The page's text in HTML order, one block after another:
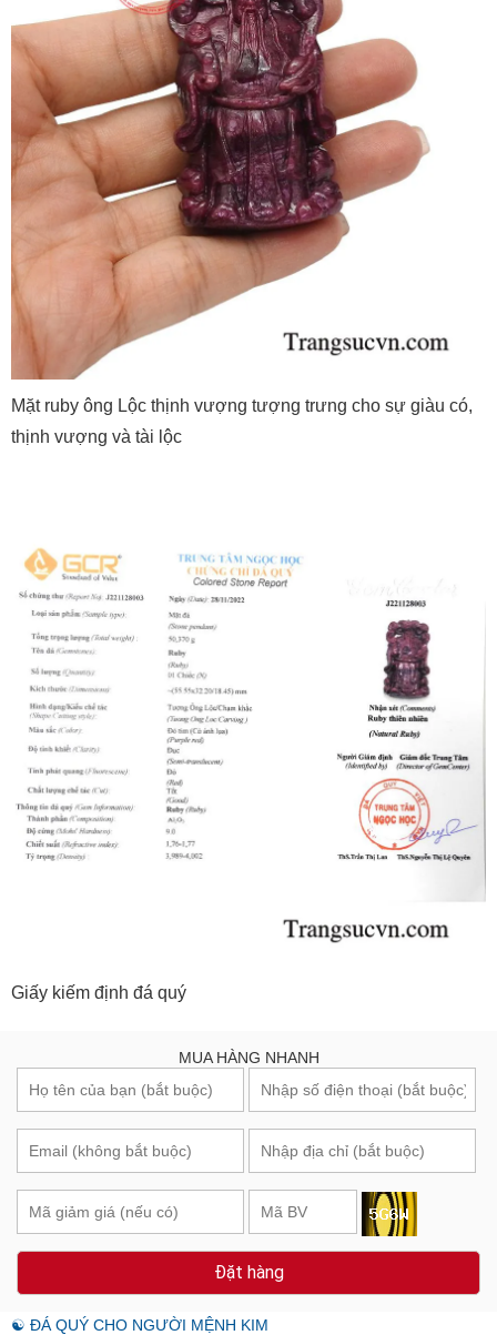
Mặt ruby ông Lộc thịnh vượng tượng trưng cho sự giàu có,
thịnh vượng và tài lộc
Giấy kiếm định đá quý
MUA HÀNG NHANH
Đặt hàng
☯ ĐÁ QUÝ CHO NGƯỜI MỆNH KIM